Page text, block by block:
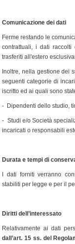
Comunicazione dei dati
Ferme restando le
contrattuali, i dati
trasferiti all'estero
Inoltre, nella gestione dei
seguenti categorie di
iscritto ed ai quali sono
- Dipendenti dello studio,
- Studi e/o Società
incaricati o responsabili
Durata e tempi di
I dati forniti verranno
stabiliti per legge e per il
Diritti dell’interessato
Relativamente ai dati
dall’art. 15 ss. del